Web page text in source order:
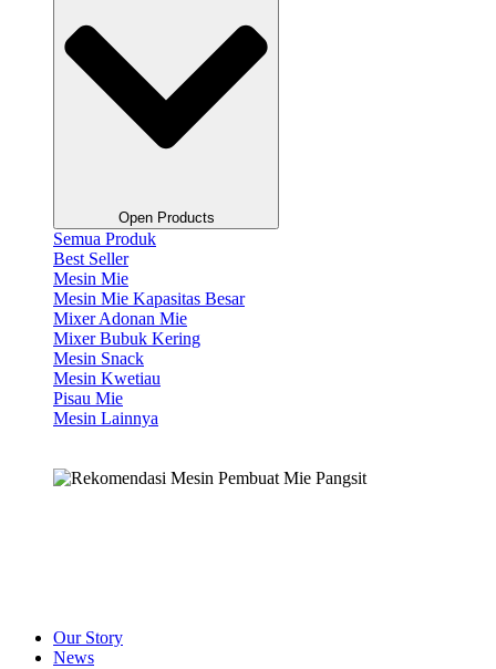
Open Products
Semua Produk
Best Seller
Mesin Mie
Mesin Mie Kapasitas Besar
Mixer Adonan Mie
Mixer Bubuk Kering
Mesin Snack
Mesin Kwetiau
Pisau Mie
Mesin Lainnya
Our Story
News